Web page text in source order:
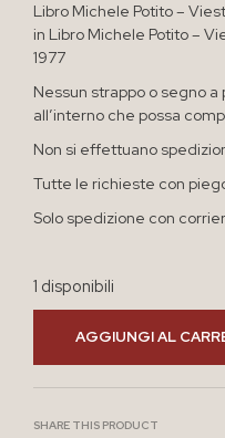
Libro Michele Potito –
in Libro Michele Potito –
1977
Nessun strappo o segno
all’interno che possa
Non si effettuano
Tutte le richieste con
Solo spedizione con
1 disponibili
AGGIUNGI AL
SHARE THIS PRODUCT